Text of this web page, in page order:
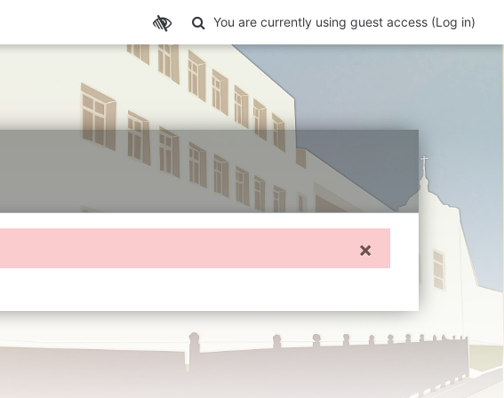
Toggle search input
You are currently using guest access (Log in)
×
Dismiss this